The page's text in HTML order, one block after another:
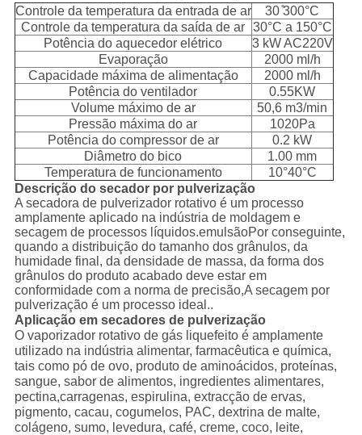
Controle da temperatura da entrada de ar
30 ̊300°C
Controle da temperatura da saída de ar 30°C a 150°C
Potência do aquecedor elétrico
3 kW AC220V
Evaporação
2000 ml/h
Capacidade máxima de alimentação
2000 ml/h
Potência do ventilador
0.55KW
Volume máximo de ar
50,6 m3/min
Pressão máxima do ar
1020Pa
Potência do compressor de ar
0.2 kW
Diâmetro do bico
1.00 mm
Temperatura de funcionamento
10°40°C
Descrição do secador por pulverização
A secadora de pulverizador rotativo é um processo
amplamente aplicado na indústria de moldagem e
secagem de processos líquidos.emulsãoPor conseguinte,
quando a distribuição do tamanho dos grânulos, da
humidade final, da densidade de massa, da forma dos
grânulos do produto acabado deve estar em
conformidade com a norma de precisão,A secagem por
pulverização é um processo ideal..
Aplicação em secadores de pulverização
O vaporizador rotativo de gás liquefeito é amplamente
utilizado na indústria alimentar, farmacêutica e química,
tais como pó de ovo, produto de aminoácidos, proteínas,
sangue, sabor de alimentos, ingredientes alimentares,
pectina,carragenas, espirulina, extracção de ervas,
pigmento, cacau, cogumelos, PAC, dextrina de malte,
colágeno, sumo, levedura, café, creme, coco, leite,